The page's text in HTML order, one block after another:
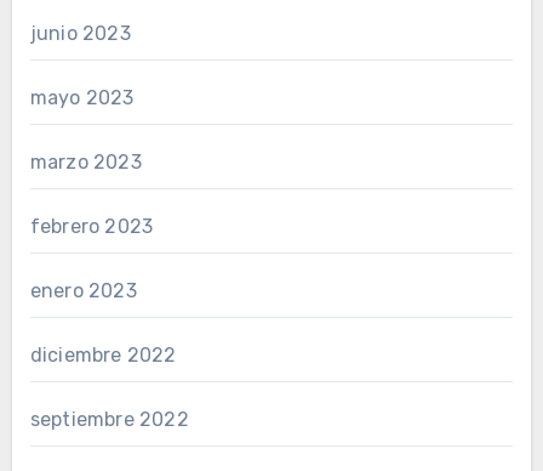
junio 2023
mayo 2023
marzo 2023
febrero 2023
enero 2023
diciembre 2022
septiembre 2022